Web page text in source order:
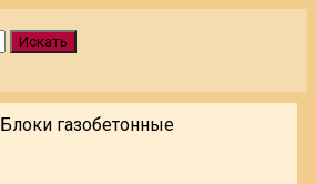
Искать
Блоки газобетонные